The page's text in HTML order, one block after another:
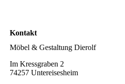
Kontakt
Möbel & Gestaltung Dierolf
Im Kressgraben 2
74257 Untereisesheim